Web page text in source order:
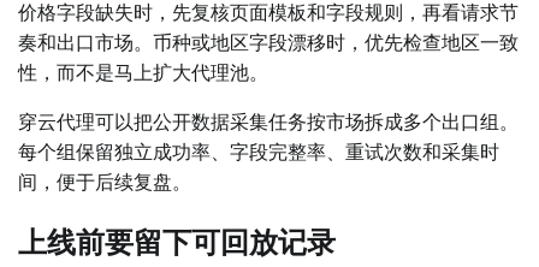
价格字段缺失时，先复核页面模板和字段规则，再看请求节
奏和出口市场。币种或地区字段漂移时，优先检查地区一致
性，而不是马上扩大代理池。
穿云代理可以把公开数据采集任务按市场拆成多个出口组。
每个组保留独立成功率、字段完整率、重试次数和采集时
间，便于后续复盘。
上线前要留下可回放记录